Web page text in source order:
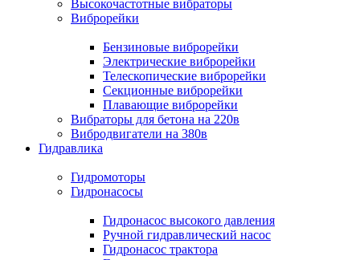
Высокочастотные вибраторы
Виброрейки
Бензиновые виброрейки
Электрические виброрейки
Телескопические виброрейки
Секционные виброрейки
Плавающие виброрейки
Вибраторы для бетона на 220в
Вибродвигатели на 380в
Гидравлика
Гидромоторы
Гидронасосы
Гидронасос высокого давления
Ручной гидравлический насос
Гидронасос трактора